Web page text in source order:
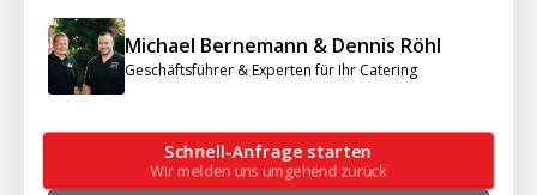
Michael Bernemann & Dennis Röhl
Geschäftsführer & Experten für Ihr Catering
Schnell-Anfrage starten
Wir melden uns umgehend zurück